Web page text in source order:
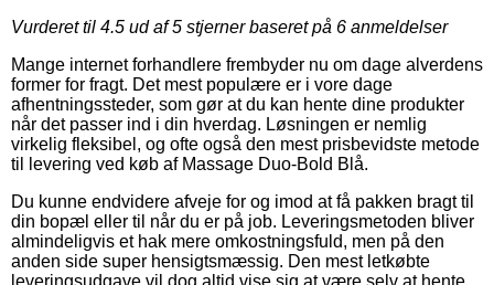
Vurderet til 4.5 ud af 5 stjerner baseret på 6 anmeldelser
Mange internet forhandlere frembyder nu om dage alverdens
former for fragt. Det mest populære er i vore dage
afhentningssteder, som gør at du kan hente dine produkter
når det passer ind i din hverdag. Løsningen er nemlig
virkelig fleksibel, og ofte også den mest prisbevidste metode
til levering ved køb af Massage Duo-Bold Blå.
Du kunne endvidere afveje for og imod at få pakken bragt til
din bopæl eller til når du er på job. Leveringsmetoden bliver
almindeligvis et hak mere omkostningsfuld, men på den
anden side super hensigtsmæssig. Den mest letkøbte
leveringsudgave vil dog altid vise sig at være selv at hente